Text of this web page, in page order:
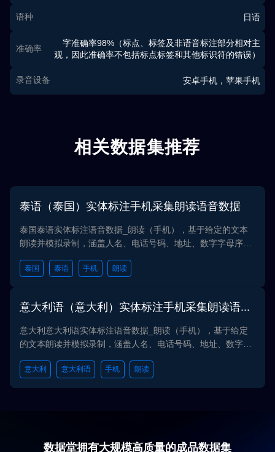
语种 日语
准确率
字准确率98%（标点、标签及非语音标注部分相对主
观，因此准确率不包括标点标签和其他标识符的错误）
录音设备 安卓手机，苹果手机
相关数据集推荐
泰语（泰国）实体标注手机采集朗读语音数据
泰国泰语实体标注语音数据_朗读（手机），基于给定的文本
朗读并模拟录制，涵盖人名、电话号码、地址、数字字母序
列、Email、产品型号、产品序列号、金钱等多个实体类型，
内容丰富。此数据集标注了文本内容等多种属性，准确性高，
们严格遵循数据保护法规和隐私规定，确保数据采集、存储和
使用的过程中维护用户的隐私和合法权益，所有数据均遵循
GDPR, CCPA, PIPL。
泰国 泰语 手机 朗读
意大利语（意大利）实体标注手机采集朗读语音数据
意大利意大利语实体标注语音数据_朗读（手机），基于给定
的文本朗读并模拟录制，涵盖人名、电话号码、地址、数字字
母序列、Email、产品型号、产品序列号、金钱等多个实体类
型，内容丰富。此数据集标注了文本内容等多种属性，准确性
遵循GDPR, CCPA, PIPL。
意大利 意大利语 手机 朗读
数据堂拥有大规模高质量的成品数据集